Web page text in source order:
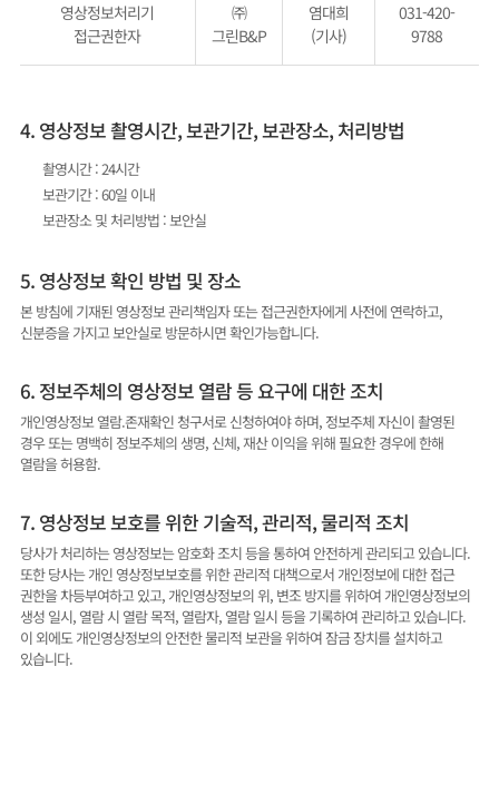
영상정보처리기
접근권한자
㈜
그린B&P
염대희
(기사)
031-420-
9788
4. 영상정보 촬영시간, 보관기간, 보관장소, 처리방법
촬영시간 : 24시간
보관기간 : 60일 이내
보관장소 및 처리방법 : 보안실
5. 영상정보 확인 방법 및 장소
본 방침에 기재된 영상정보 관리책임자 또는 접근권한자에게 사전에 연락하고,
신분증을 가지고 보안실로 방문하시면 확인가능합니다.
6. 정보주체의 영상정보 열람 등 요구에 대한 조치
개인영상정보 열람.존재확인 청구서로 신청하여야 하며, 정보주체 자신이 촬영된
경우 또는 명백히 정보주체의 생명, 신체, 재산 이익을 위해 필요한 경우에 한해
열람을 허용함.
7. 영상정보 보호를 위한 기술적, 관리적, 물리적 조치
당사가 처리하는 영상정보는 암호화 조치 등을 통하여 안전하게 관리되고 있습니다.
또한 당사는 개인 영상정보보호를 위한 관리적 대책으로서 개인정보에 대한 접근
권한을 차등부여하고 있고, 개인영상정보의 위, 변조 방지를 위하여 개인영상정보의
생성 일시, 열람 시 열람 목적, 열람자, 열람 일시 등을 기록하여 관리하고 있습니다.
이 외에도 개인영상정보의 안전한 물리적 보관을 위하여 잠금 장치를 설치하고
있습니다.